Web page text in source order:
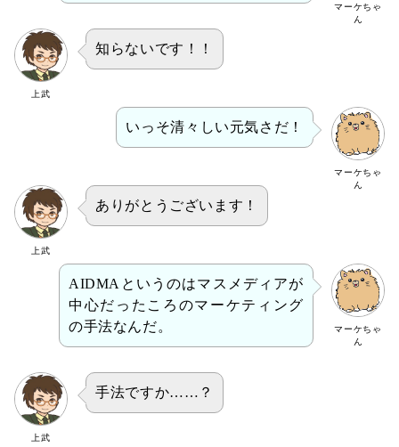
マーケちゃ
ん
上武
知らないです！！
マーケちゃ
ん
いっそ清々しい元気さだ！
上武
ありがとうございます！
マーケちゃ
ん
AIDMAというのはマスメディアが
中心だったころのマーケティング
の手法なんだ。
上武
手法ですか……？